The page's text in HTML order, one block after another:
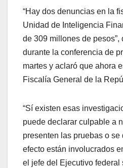
“Hay dos denuncias en la
Unidad de Inteligencia
de 309 millones de
durante la conferencia de
martes y aclaró que ahora
Fiscalía General de la
“Sí existen esas
puede declarar culpable a
presenten las pruebas o se
efecto están involucrados
el jefe del Ejecutivo federal